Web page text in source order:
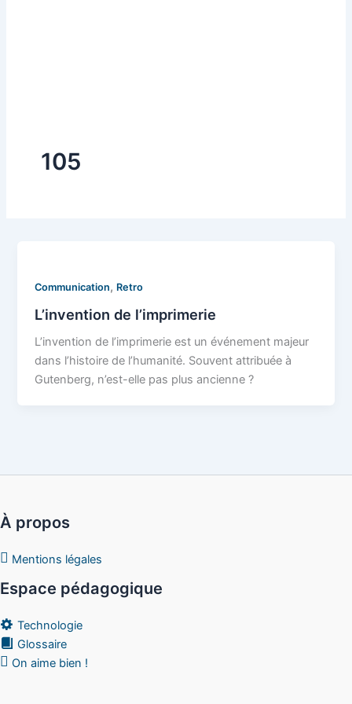
105
Communication, Retro
L’invention de l’imprimerie
L’invention de l’imprimerie est un événement majeur
dans l’histoire de l’humanité. Souvent attribuée à
Gutenberg, n’est-elle pas plus ancienne ?
À propos
Mentions légales
Espace pédagogique
Technologie
Glossaire
On aime bien !